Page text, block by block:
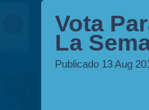
Vota
La
Publicado 13 Aug